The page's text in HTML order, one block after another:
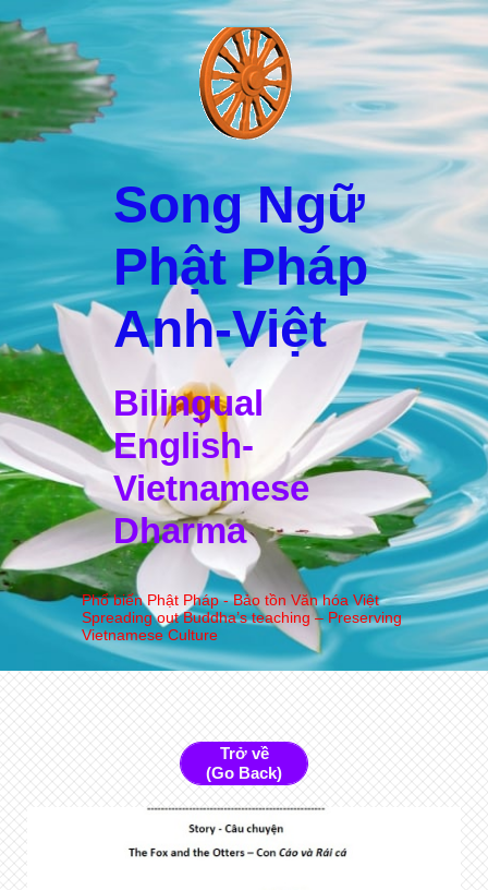
Song Ngữ
Phật Pháp
Anh-Việt
Bilingual
English-
Vietnamese
Dharma
Phổ biến Phật Pháp - Bảo tồn Văn hóa Việt
Spreading out Buddha’s teaching – Preserving
Vietnamese Culture
Trở về
(Go Back)